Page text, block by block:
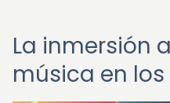
La inmersión
música en